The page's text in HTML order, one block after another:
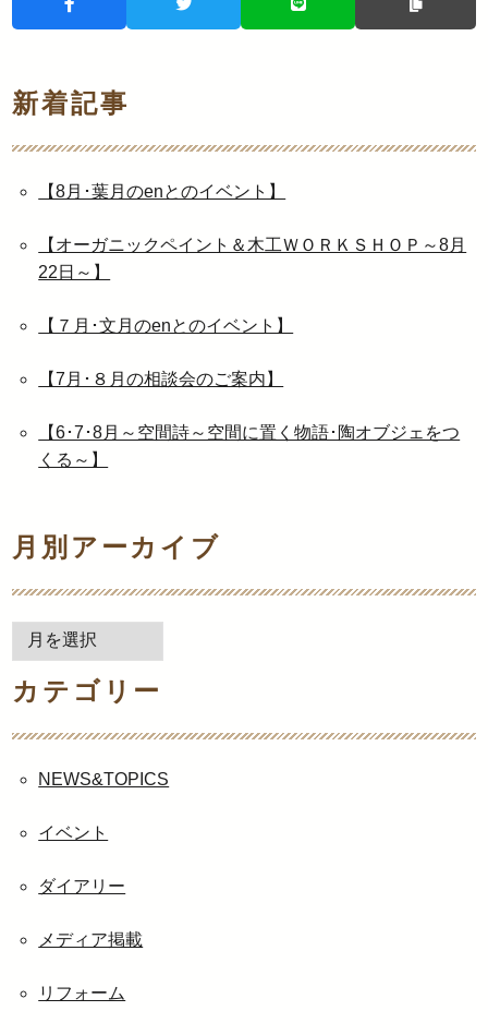
新着記事
【8月･葉月のenとのイベント】
【オーガニックペイント＆木工ＷＯＲＫＳＨＯＰ～8月
22日～】
【７月･文月のenとのイベント】
【7月･８月の相談会のご案内】
【6･7･8月～空間詩～空間に置く物語･陶オブジェをつ
くる～】
月別アーカイブ
別
ア
カ
カテゴリー
NEWS&TOPICS
イベント
ダイアリー
メディア掲載
リフォーム